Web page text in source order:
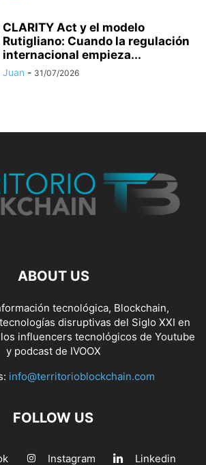
CLARITY Act y el modelo
Rutigliano: Cuando la regulación
internacional empieza...
Juan - 31/07/2026
ABOUT US
tecnológica, Blockchain,
disruptivas del Siglo XXI en
influencers tecnológicos de Youtube
y podcast de IVOOX
info@territorioblockchain.com
FOLLOW US
Instagram Linkedin